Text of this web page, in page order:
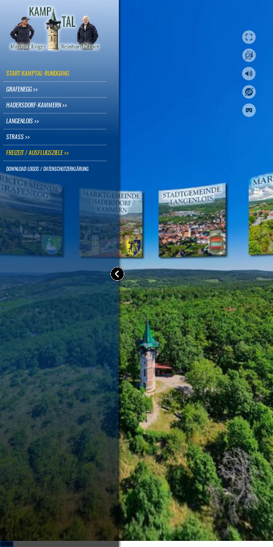
START KAMPTAL-RUNDGANG
GRAFENEGG >>
HADERSDORF-KAMMERN >>
LANGENLOIS >>
STRASS >>
FREIZEIT / AUSFLUGSZIELE >>
DOWNLOAD LOGOS / DATENSCHUTZERKLÄRUNG